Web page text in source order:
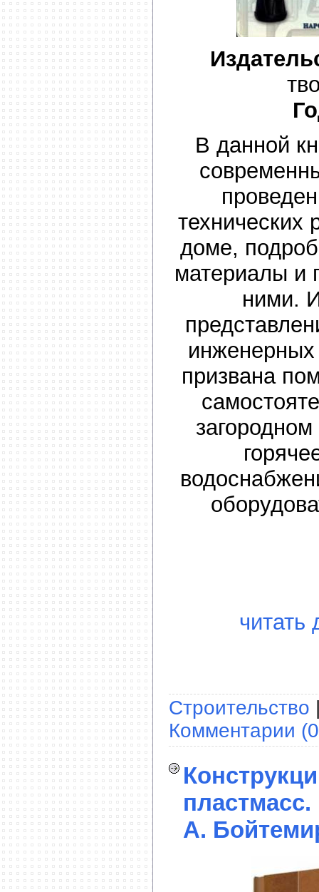
В данной
технических
доме,
материалы и
ними.
призвана
читать
Строительство
Комментарии
А.